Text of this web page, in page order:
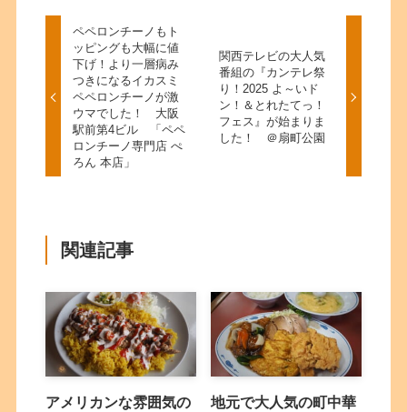
ペペロンチーノもト
ッピングも大幅に値
下げ！より一層病み
つきになるイカスミ
ペペロンチーノが激
ウマでした！ 大阪
駅前第4ビル 「ペペ
ロンチーノ専門店 ぺ
ろん 本店」
関西テレビの大人気
番組の『カンテレ祭
り！2025 よ～いド
ン！＆とれたてっ！
フェス』が始まりま
した！ ＠扇町公園
関連記事
アメリカンな雰囲気の
地元で大人気の町中華